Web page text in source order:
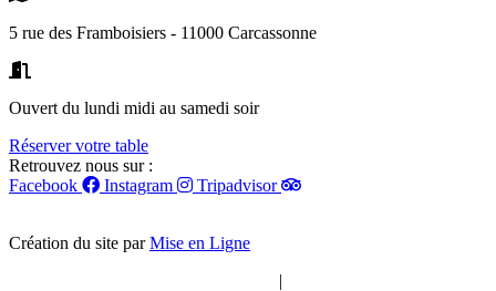
5 rue des Framboisiers - 11000 Carcassonne
Ouvert du lundi midi au samedi soir
Réserver votre table
Retrouvez nous sur :
Facebook
Instagram Tripadvisor
Création du site parMise en Ligne
|